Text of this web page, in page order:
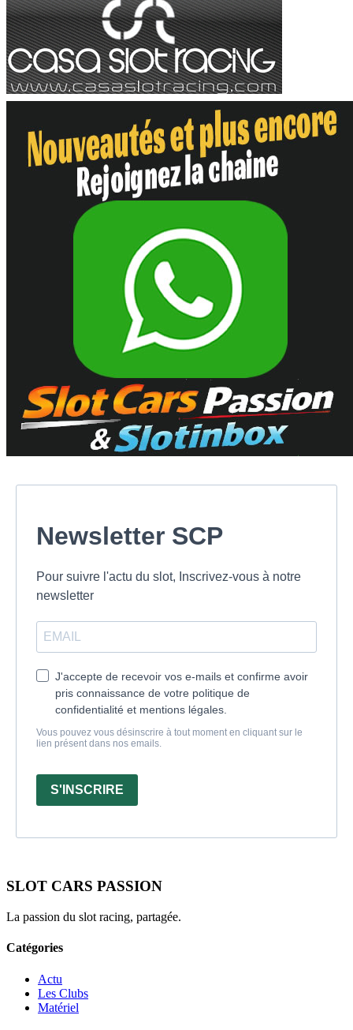
Newsletter SCP
Pour suivre l'actu du slot, Inscrivez-vous à notre
newsletter
J'accepte de recevoir vos e-mails et confirme avoir
pris connaissance de votre politique de
confidentialité et mentions légales.
Vous pouvez vous désinscrire à tout moment en cliquant sur le
lien présent dans nos emails.
S'INSCRIRE
SLOT CARS PASSION
La passion du slot racing, partagée.
Catégories
Actu
Les Clubs
Matériel